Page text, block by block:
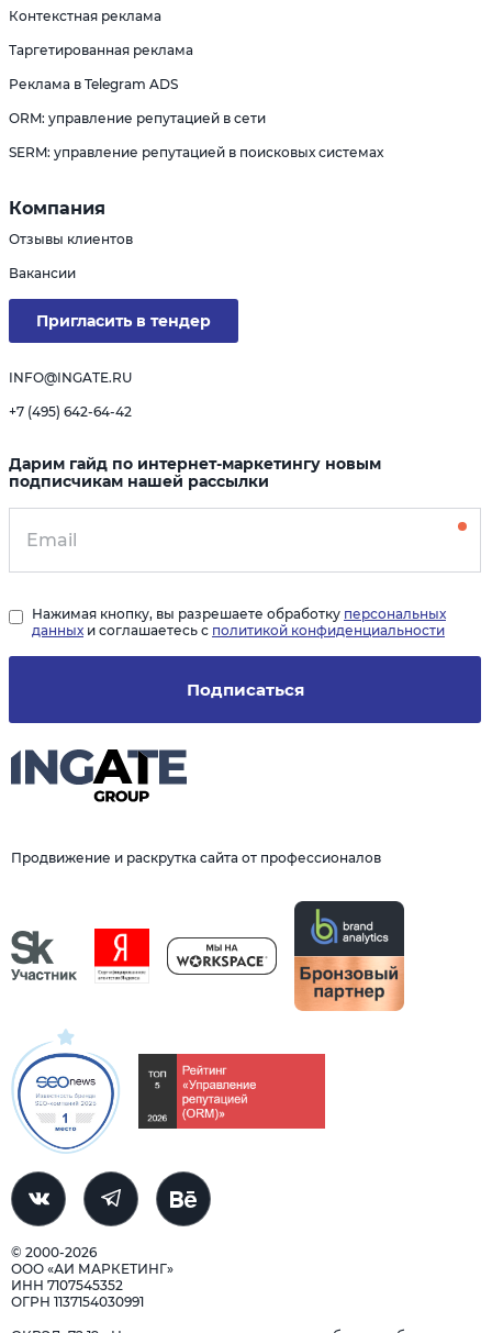
Продвижение и раскрутка сайта от профессионалов
© 2000-2026
ООО «АИ МАРКЕТИНГ»
ИНН 7107545352
ОГРН 1137154030991
Контекстная реклама
Таргетированная реклама
Реклама в Telegram ADS
ORM: управление репутацией в сети
SERM: управление репутацией в поисковых системах
Компания
Отзывы клиентов
Вакансии
Пригласить в тендер
INFO@INGATE.RU
+7 (495) 642-64-42
Дарим гайд по интернет-маркетингу новым
подписчикам нашей рассылки
Подписаться
Нажимая кнопку, вы разрешаете обработку персональных
данных и соглашаетесь с политикой конфиденциальности